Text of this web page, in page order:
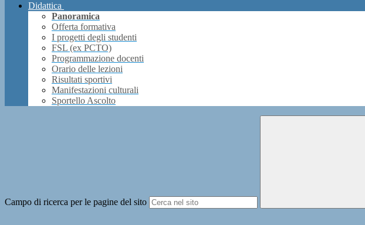
Didattica
Panoramica
Offerta formativa
I progetti degli studenti
FSL (ex PCTO)
Programmazione docenti
Orario delle lezioni
Risultati sportivi
Manifestazioni culturali
Sportello Ascolto
Campo di ricerca per le pagine del sito